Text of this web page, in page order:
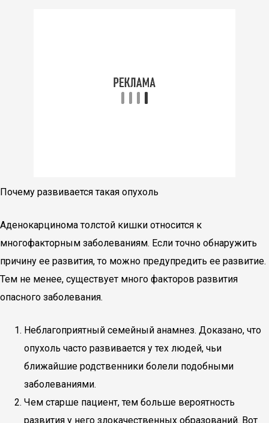
Почему развивается такая опухоль
Аденокарцинома толстой кишки относится к
многофакторным заболеваниям. Если точно обнаружить
причину ее развития, то можно предупредить ее развитие.
Тем не менее, существует много факторов развития
опасного заболевания.
Неблагоприятный семейный анамнез. Доказано, что
опухоль часто развивается у тех людей, чьи
ближайшие родственники болели подобными
заболеваниями.
Чем старше пациент, тем больше вероятность
развития у него злокачественных образований. Вот